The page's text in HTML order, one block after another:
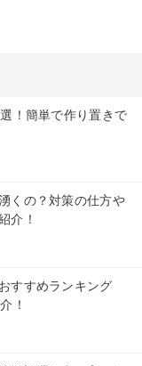
！簡単で作り置きで
くの？対策の仕方や
介！
すすめランキング
！